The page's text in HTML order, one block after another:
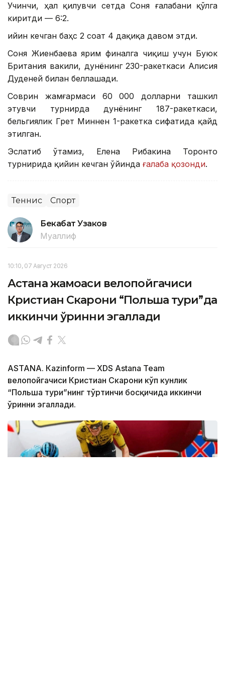
Учинчи, ҳал қилувчи сетда Соня ғалабани қўлга
киритди — 6:2.
Қийин кечган баҳс 2 соат 4 дақиқа давом этди.
Соня Жиенбаева ярим финалга чиқиш учун Буюк
Британия вакили, дунёнинг 230-ракеткаси Алисия
Дуденей билан беллашади.
Соврин жамғармаси 60 000 долларни ташкил
этувчи турнирда дунёнинг 187-ракеткаси,
бельгиялик Грет Миннен 1-ракетка сифатида қайд
этилган.
Эслатиб ўтамиз, Елена Рибакина Торонто
турнирида қийин кечган ўйинда ғалаба қозонди.
Теннис Спорт
Бекабат Узаков
Муаллиф
10:10, 07 Август 2026
Астана жамоаси велопойгачиси
Кристиан Скарони “Польша тури”да
иккинчи ўринни эгаллади
ASTANА. Кazinform — XDS Astana Team
велопойгачиси Кристиан Скарони кўп кунлик
“Польша тури”нинг тўртинчи босқичида иккинчи
ўринни эгаллади.